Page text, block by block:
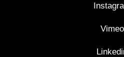
Vimeo